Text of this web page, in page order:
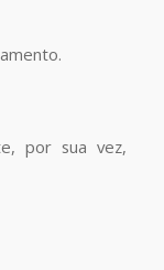
por sua vez,